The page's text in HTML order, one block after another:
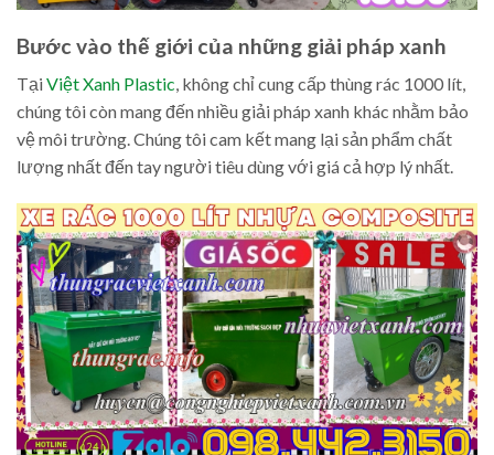
Bước vào thế giới của những giải pháp xanh
TạiViệt Xanh Plastic, không chỉ cung cấp thùng rác 1000 lít,
chúng tôi còn mang đến nhiều giải pháp xanh khác nhằm bảo
vệ môi trường. Chúng tôi cam kết mang lại sản phẩm chất
lượng nhất đến tay người tiêu dùng với giá cả hợp lý nhất.